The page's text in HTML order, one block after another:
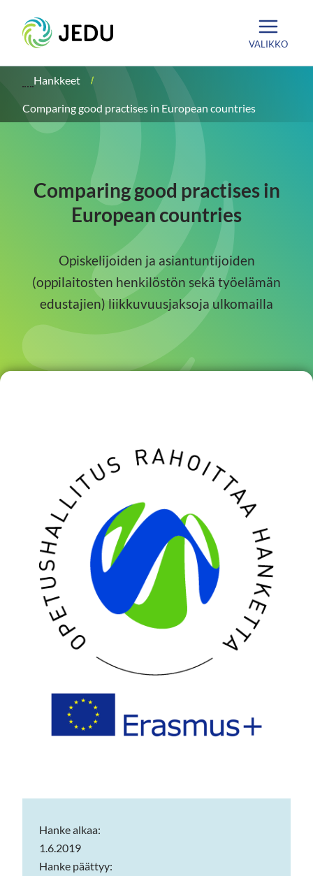
sisältöön
Etusivu
VALIKKO
Hankkeet
Comparing good practises in European countries
Comparing good practises in
European countries
Opiskelijoiden ja asiantuntijoiden
(oppilaitosten henkilöstön sekä työelämän
edustajien) liikkuvuusjaksoja ulkomailla
Hanke alkaa:
1.6.2019
Hanke päättyy: